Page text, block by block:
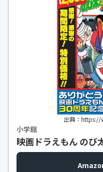
出典：
小学館
映画ドラえもん のび